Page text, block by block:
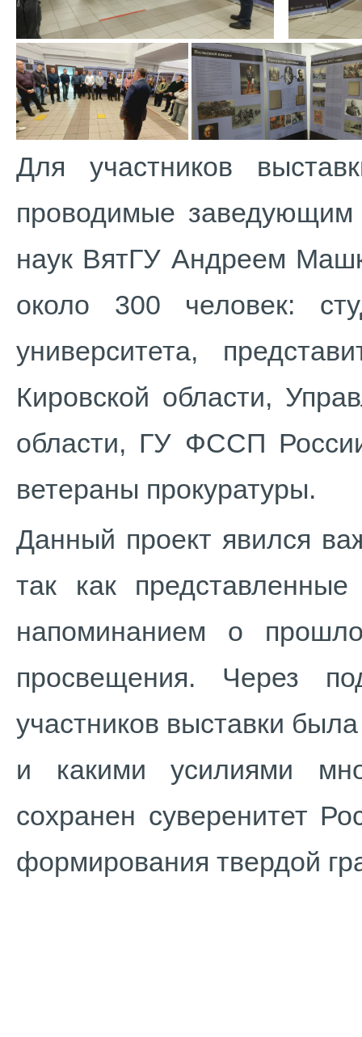
Для участников
проводимые заведующим
наук ВятГУ Андреем
около 300 человек:
университета,
Кировской области,
области, ГУ ФССП
ветераны прокуратуры.
Данный проект явился
так как
напоминанием о
просвещения. Через
участников выставки
и какими усилиями
сохранен суверенитет
формирования твердой